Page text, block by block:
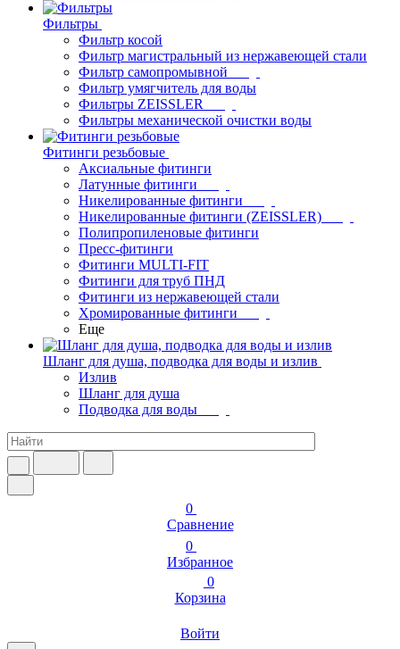
Фильтры
Фильтр косой
Фильтр магистральный из нержавеющей стали
Фильтр самопромывной
Фильтр умягчитель для воды
Фильтры ZEISSLER
Фильтры механической очистки воды
Фитинги резьбовые
Аксиальные фитинги
Латунные фитинги
Никелированные фитинги
Никелированные фитинги (ZEISSLER)
Полипропиленовые фитинги
Пресс-фитинги
Фитинги MULTI-FIT
Фитинги для труб ПНД
Фитинги из нержавеющей стали
Хромированные фитинги
Еще
Шланг для душа, подводка для воды и излив
Излив
Шланг для душа
Подводка для воды
0
Сравнение
0
Избранное
0
Корзина
Войти